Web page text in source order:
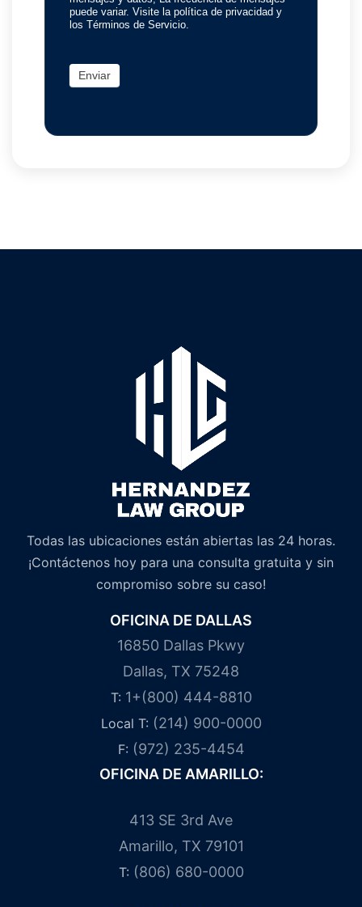
puede variar. Visite la política de privacidad y
los Términos de Servicio.
Enviar
Todas las ubicaciones están abiertas las 24 horas.
¡Contáctenos hoy para una consulta gratuita y sin
compromiso sobre su caso!
OFICINA DE DALLAS
16850 Dallas Pkwy
Dallas, TX 75248
T: 1+(800) 444-8810
Local T: (214) 900-0000
F: (972) 235-4454
OFICINA DE AMARILLO:
413 SE 3rd Ave
Amarillo, TX 79101
T: (806) 680-0000